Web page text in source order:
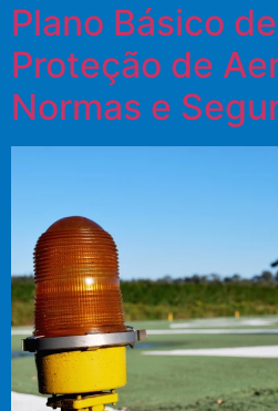
Plano Básico
Proteção de
Normas e